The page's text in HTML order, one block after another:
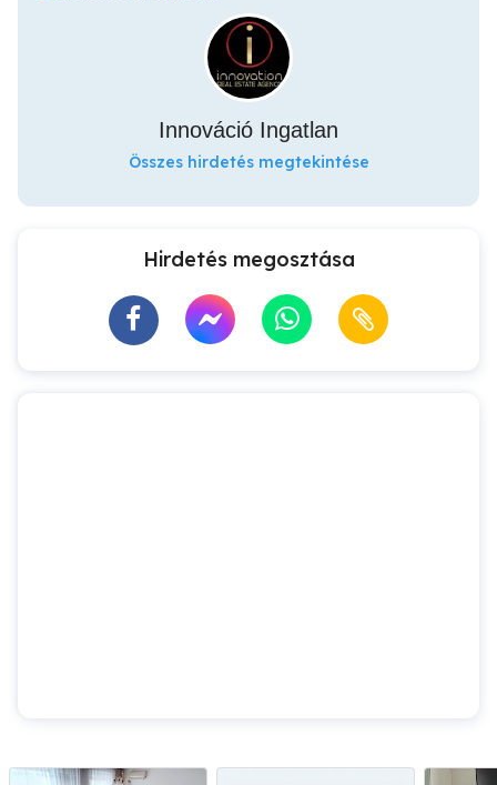
Innováció Ingatlan
Összes hirdetés megtekintése
Hirdetés megosztása